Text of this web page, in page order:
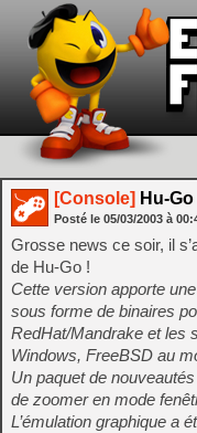
[Console] Hu-
Posté le 05/03/2003 à
Grosse news ce soir, il
de Hu-Go !
Cette version apporte
sous forme de binaires
RedHat/Mandrake et les
Windows, FreeBSD au
Un paquet de
de zoomer en mode
L’émulation graphique a